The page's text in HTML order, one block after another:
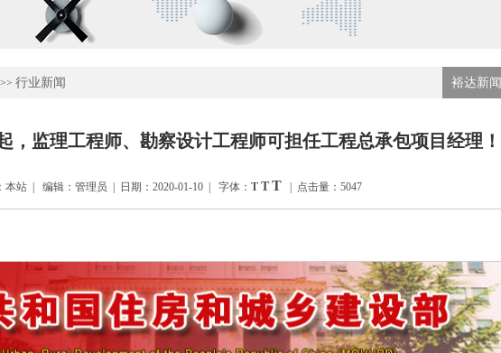
>> 行业新闻 裕达新闻
，监理工程师、勘察设计工程师可担任工程总承包项目经理！
本站 | 编辑：管理员 | 日期：2020-01-10 | 字体： T T T| 点击量：5047